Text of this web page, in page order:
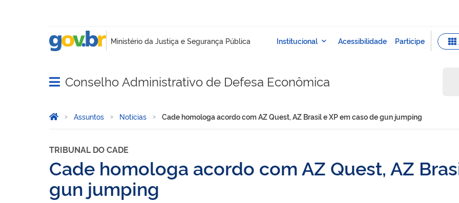
Abrir menu principal de navegação
Conselho Administrativo de Defesa Econômica
Você está aqui:
Página Inicial
Assuntos Notícias Cade homologa acordo com AZ Quest, AZ Brasil e XP em caso de gun jumping
TRIBUNAL DO CADE
Cade homologa acordo com AZ Quest, AZ
gun jumping